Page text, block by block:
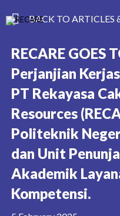
BACK TO ARTICLES
RECARE GOES
Perjanjian
PT Rekayasa
Resources
Politeknik
dan Unit
Akademik
Kompetensi.